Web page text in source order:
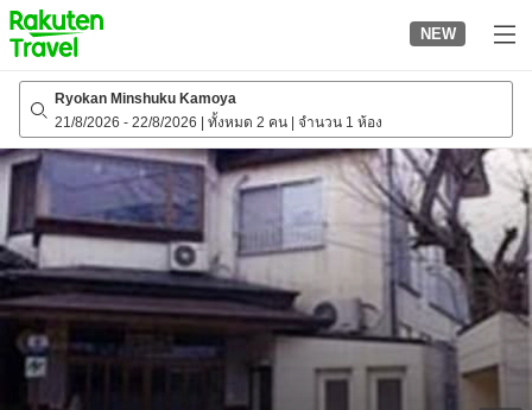
to
top
page
NEW
Ryokan Minshuku Kamoya
21/8/2026 - 22/8/2026 ทั้งหมด 2 คน จำนวน 1 ห้อง